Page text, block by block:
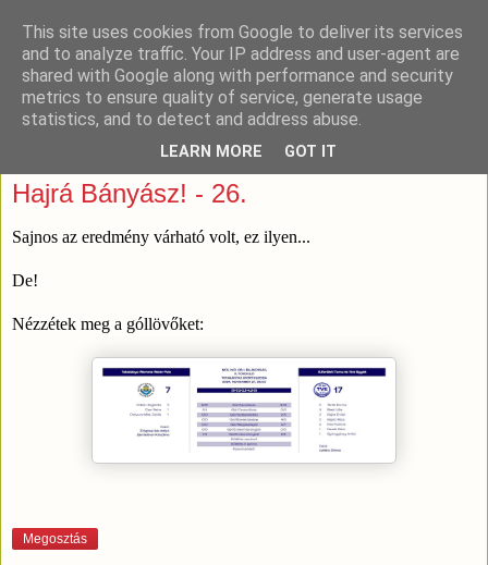
Hajrá Bányász! - 26.
Sajnos az eredmény várható volt, ez ilyen...
De!
Nézzétek meg a góllövőket:
Megosztás
This site uses cookies from Google to deliver its services
and to analyze traffic. Your IP address and user-agent are
shared with Google along with performance and security
metrics to ensure quality of service, generate usage
statistics, and to detect and address abuse.
LEARN MORE GOT IT